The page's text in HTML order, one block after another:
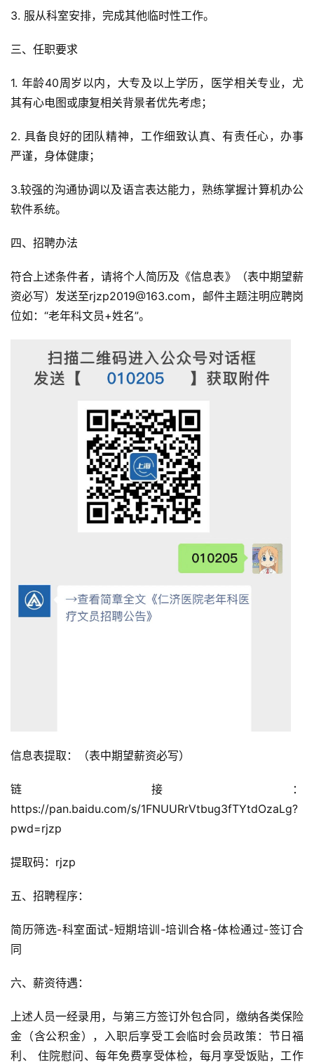
3. 服从科室安排，完成其他临时性工作。
三、任职要求
1. 年龄40周岁以内，大专及以上学历，医学相关专业，尤
其有心电图或康复相关背景者优先考虑；
2. 具备良好的团队精神，工作细致认真、有责任心，办事
严谨，身体健康；
3.较强的沟通协调以及语言表达能力，熟练掌握计算机办公
软件系统。
四、招聘办法
符合上述条件者，请将个人简历及《信息表》（表中期望薪
资必写）发送至rjzp2019@163.com，邮件主题注明应聘岗
位如：“老年科文员+姓名”。
信息表提取：（表中期望薪资必写）
链接：
https://pan.baidu.com/s/1FNUURrVtbug3fTYtdOzaLg?
pwd=rjzp
提取码：rjzp
五、招聘程序：
简历筛选-科室面试-短期培训-培训合格-体检通过-签订合
同
六、薪资待遇：
上述人员一经录用，与第三方签订外包合同，缴纳各类保险
金（含公积金），入职后享受工会临时会员政策：节日福
利、 住院慰问、每年免费享受体检，每月享受饭贴，工作